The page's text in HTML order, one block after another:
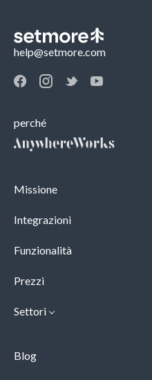
help@setmore.com
perché
Missione
Integrazioni
Funzionalità
Prezzi
Settori
Blog